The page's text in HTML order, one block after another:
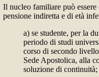
Il nucleo familiare può essere
pensione indiretta e di età
a) se studente, per la
periodo di studi
corso di secondo
Sede Apostolica, alla
soluzione di continuità;